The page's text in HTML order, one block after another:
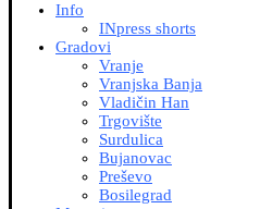
Info
INpress shorts
Gradovi
Vranje
Vranjska Banja
Vladičin Han
Trgovište
Surdulica
Bujanovac
Preševo
Bosilegrad